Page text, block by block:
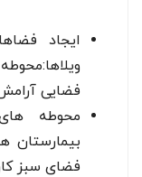
ایجاد
فضایی
محوطه
بیمارستان
فضای سبز